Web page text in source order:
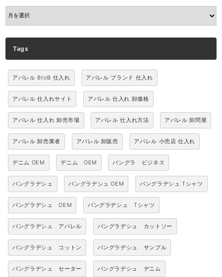
ARCHIVE
Tags
アパレル BtoB 仕入れ アパレル ブランド 仕入れ
アパレル 仕入れサイト アパレル 仕入れ 卸価格
アパレル 仕入れ 卸売市場 アパレル 仕入れ方法 アパレル 卸問屋
アパレル 卸売業者 アパレル 卸販売 アパレル 小売店 仕入れ
デニム OEM デニム OEM バングラ ビジネス
バングラデシュ バングラデシュ OEM バングラデシュ Tシャツ
バングラデシュ OEM バングラデシュ Tシャツ
バングラデシュ アパレル バングラデシュ カットソー
バングラデシュ コットン バングラデシュ サンプル
バングラデシュ セーター バングラデシュ デニム